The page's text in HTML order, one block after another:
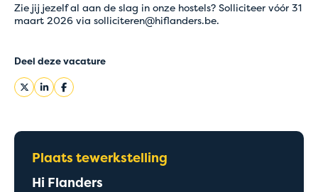
Zie jij jezelf al aan de slag in onze hostels? Solliciteer vóór 31
maart 2026 via solliciteren@hiflanders.be.
Deel deze vacature
Plaats tewerkstelling
Hi Flanders